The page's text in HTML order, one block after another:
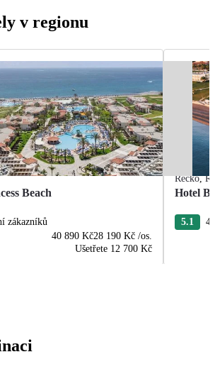
v regionu
Beach
zákazníků
40 890 Kč28 190 Kč /os.
Ušetřete 12 700 Kč
Řecko,
Hotel
5.1